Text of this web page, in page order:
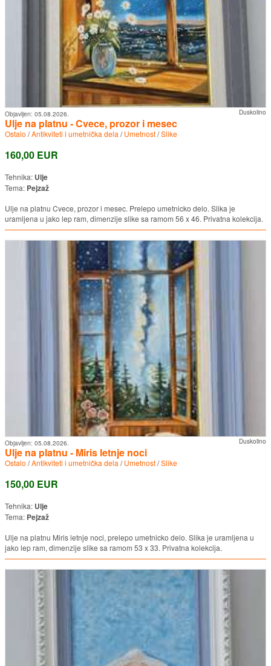
Duskolino
Objavljen: 05.08.2026.
Ulje na platnu - Cvece, prozor i mesec
Ostalo /Antikviteti i umetnička dela /Umetnost/Slike
160,00 EUR
Tehnika: Ulje
Tema: Pejzaž
Ulje na platnu Cvece, prozor i mesec. Prelepo umetnicko delo. Slika je
uramljena u jako lep ram, dimenzije slike sa ramom 56 x 46. Privatna kolekcija.
Duskolino
Objavljen: 05.08.2026.
Ulje na platnu - Miris letnje noci
Ostalo /Antikviteti i umetnička dela /Umetnost/Slike
150,00 EUR
Tehnika: Ulje
Tema: Pejzaž
Ulje na platnu Miris letnje noci, prelepo umetnicko delo. Slika je uramljena u
jako lep ram, dimenzije slike sa ramom 53 x 33. Privatna kolekcija.